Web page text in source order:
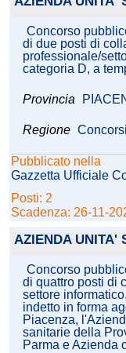
Concorso
di due posti di
professionale/
categoria D, a
Provincia
Regione
Pubblicato nella
Gazzetta Ufficiale
Posti: 2
Scadenza: 26-11-
AZIENDA UNITA'
Concorso
di quattro posti di
settore
indetto in forma
Piacenza,
sanitarie della
Parma e Azienda